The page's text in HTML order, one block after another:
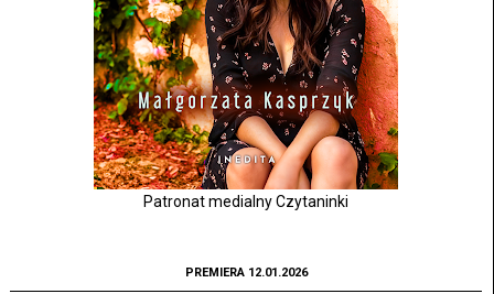
Patronat medialny Czytaninki
PREMIERA 12.01.2026